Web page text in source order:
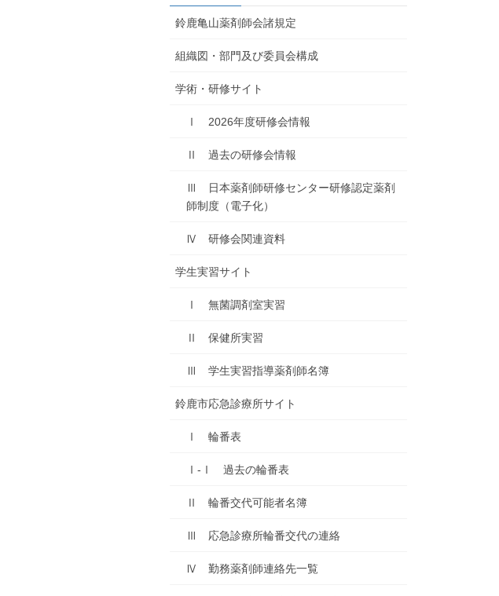
鈴鹿亀山薬剤師会諸規定
組織図・部門及び委員会構成
学術・研修サイト
Ⅰ 2026年度研修会情報
Ⅱ 過去の研修会情報
Ⅲ 日本薬剤師研修センター研修認定薬剤
師制度（電子化）
Ⅳ 研修会関連資料
学生実習サイト
Ⅰ 無菌調剤室実習
Ⅱ 保健所実習
Ⅲ 学生実習指導薬剤師名簿
鈴鹿市応急診療所サイト
Ⅰ 輪番表
Ⅰ-Ⅰ 過去の輪番表
Ⅱ 輪番交代可能者名簿
Ⅲ 応急診療所輪番交代の連絡
Ⅳ 勤務薬剤師連絡先一覧